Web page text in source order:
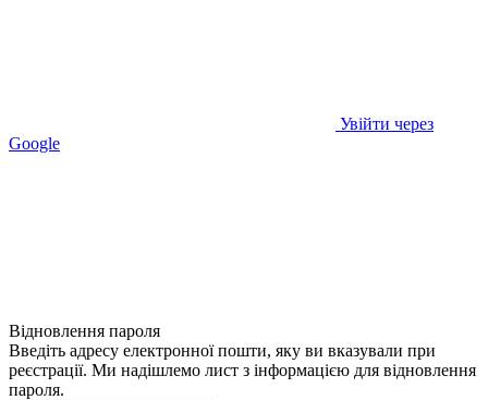
Увійти через
Google
Відновлення пароля
Введіть адресу електронної пошти, яку ви вказували при
реєстрації. Ми надішлемо лист з інформацією для відновлення
пароля.